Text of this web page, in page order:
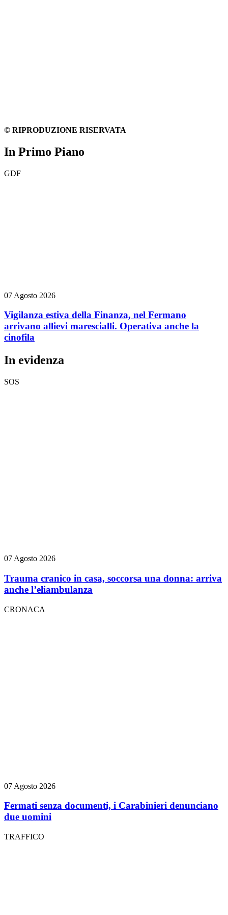
© RIPRODUZIONE RISERVATA
In Primo Piano
GDF
07 Agosto 2026
Vigilanza estiva della Finanza, nel Fermano
arrivano allievi marescialli. Operativa anche la
cinofila
In evidenza
SOS
07 Agosto 2026
Trauma cranico in casa, soccorsa una donna: arriva
anche l’eliambulanza
CRONACA
07 Agosto 2026
Fermati senza documenti, i Carabinieri denunciano
due uomini
TRAFFICO